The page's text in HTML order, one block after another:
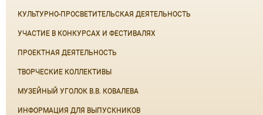
КУЛЬТУРНО-ПРОСВЕТИТЕЛЬСКАЯ ДЕЯТЕЛЬНОСТЬ
УЧАСТИЕ В КОНКУРСАХ И ФЕСТИВАЛЯХ
ПРОЕКТНАЯ ДЕЯТЕЛЬНОСТЬ
ТВОРЧЕСКИЕ КОЛЛЕКТИВЫ
МУЗЕЙНЫЙ УГОЛОК В.В. КОВАЛЕВА
ИНФОРМАЦИЯ ДЛЯ ВЫПУСКНИКОВ